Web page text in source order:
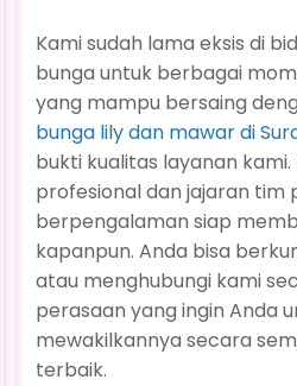
Kami sudah lama eksis di
bunga untuk berbagai
yang mampu bersaing
bunga lily dan mawar di
bukti kualitas layanan
profesional dan jajaran tim
berpengalaman siap
kapanpun. Anda bisa
atau menghubungi kami
perasaan yang ingin Anda
mewakilkannya secara
terbaik.